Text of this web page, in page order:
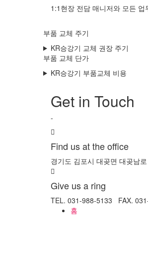
1:1현장 전담 매니저와 모든 업
부품 교체 주기
KR승강기 교체 권장 주기
부품 교체 단가
KR승강기 부품교체 비용
Get in Touch
-
Find us at the office
경기도 김포시 대곶면 대곶남
Give us a ring
TEL. 031-988-5133 FAX.
홈